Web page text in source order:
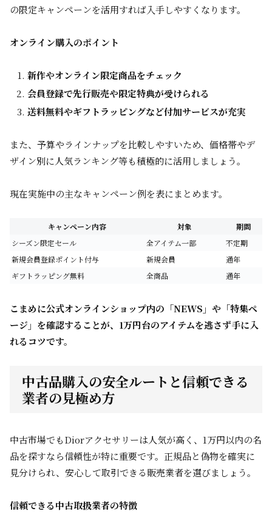
の限定キャンペーンを活用すれば入手しやすくなります。
オンライン購入のポイント
新作やオンライン限定商品をチェック
会員登録で先行販売や限定特典が受けられる
送料無料やギフトラッピングなど付加サービスが充実
また、予算やラインナップを比較しやすいため、価格帯やデ
ザイン別に人気ランキング等も積極的に活用しましょう。
現在実施中の主なキャンペーン例を表にまとめます。
キャンペーン内容 対象
期間
シーズン限定セール
全アイテム一部
不定期
新規会員登録ポイント付与
新規会員
通年
ギフトラッピング無料
全商品 通年
こまめに公式オンラインショップ内の「NEWS」や「特集ペ
ージ」を確認することが、1万円台のアイテムを逃さず手に入
れるコツです。
中古品購入の安全ルートと信頼できる
業者の見極め方
中古市場でもDiorアクセサリーは人気が高く、1万円以内の名
品を探すなら信頼性が特に重要です。正規品と偽物を確実に
見分けられ、安心して取引できる販売業者を選びましょう。
信頼できる中古取扱業者の特徴